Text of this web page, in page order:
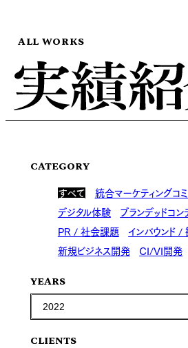
ALL WORKS
CATEGORY
すべて
統合マーケティングコ
デジタル体験
ブランデッドコン
PR / 社会課題 インバウンド
新規ビジネス開発 CI/VI開発
YEARS
CLIENTS